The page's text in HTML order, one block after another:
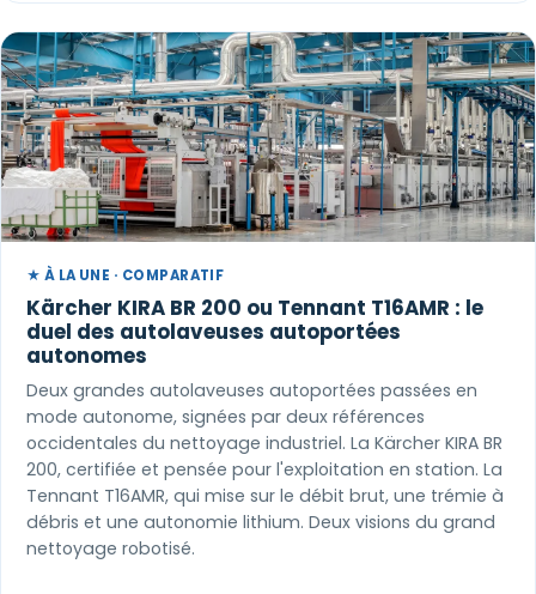
★ À LA UNE · COMPARATIF
Kärcher KIRA BR 200 ou Tennant T16AMR : le
duel des autolaveuses autoportées
autonomes
Deux grandes autolaveuses autoportées passées en
mode autonome, signées par deux références
occidentales du nettoyage industriel. La Kärcher KIRA BR
200, certifiée et pensée pour l'exploitation en station. La
Tennant T16AMR, qui mise sur le débit brut, une trémie à
débris et une autonomie lithium. Deux visions du grand
nettoyage robotisé.